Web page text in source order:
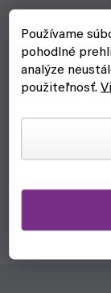
Používame
pohodlné
analýze
použiteľnosť.
Podložka
Rozmery